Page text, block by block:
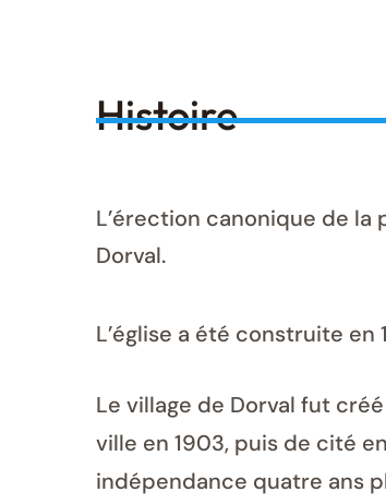
Histoire
L’érection canonique de la
Dorval.
L’église a été construite en
Le village de Dorval fut
ville en 1903, puis de cité
indépendance quatre ans